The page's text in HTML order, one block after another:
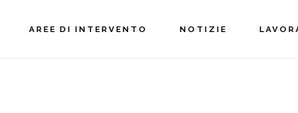
AREE DI INTERVENTO NOTIZIE